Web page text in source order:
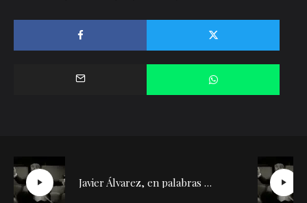
Javier Álvarez, en palabras de Díazmuñoz | Conversación con Silvia de la Cueva (2)